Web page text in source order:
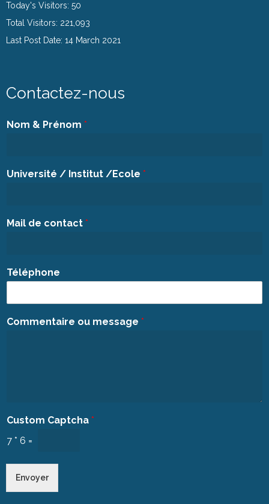
Today's Visitors: 50
Total Visitors: 221,093
Last Post Date: 14 March 2021
Contactez-nous
Nom & Prénom *
Université / Institut /Ecole *
Mail de contact *
Téléphone
Commentaire ou message *
Custom Captcha *
7 * 6 =
Envoyer